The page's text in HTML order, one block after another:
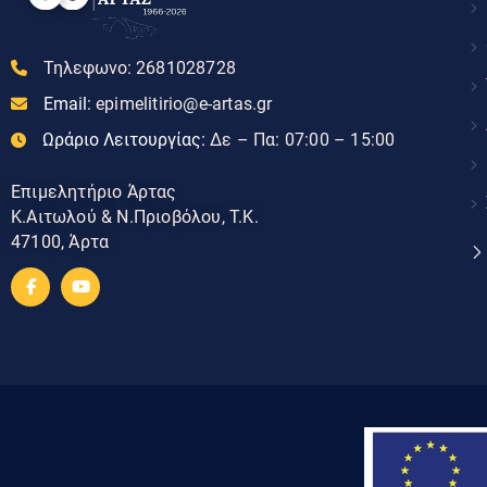
Τηλεφωνο: 2681028728
Email: epimelitirio@e-artas.gr
Ωράριο Λειτουργίας: Δε – Πα: 07:00 – 15:00
Επιμελητήριο Άρτας
Κ.Αιτωλού & Ν.Πριοβόλου, Τ.Κ.
47100, Άρτα